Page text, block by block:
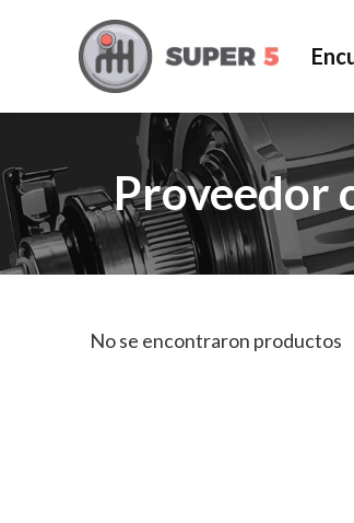
Proveedor
No se encontraron productos